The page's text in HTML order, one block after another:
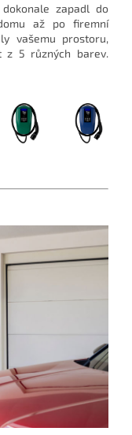
zapadl do
až po firemní
vašemu prostoru,
z 5 různých barev.